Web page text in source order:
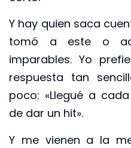
Y hay quien saca
tomó a este o
imparables. Yo
respuesta tan
poco: «Llegué a
de dar un hit».
Y me vienen a la